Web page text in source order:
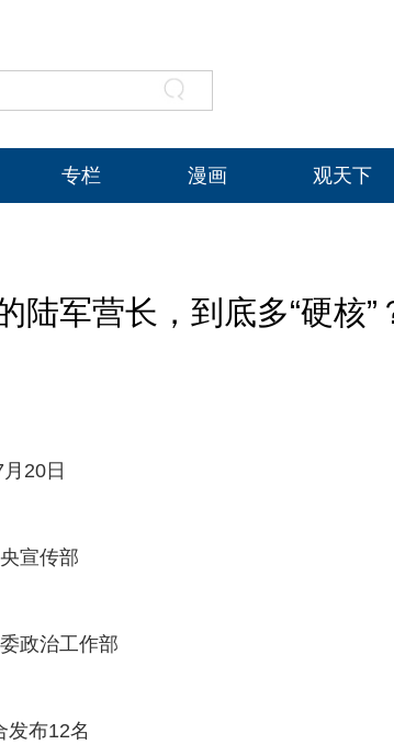
专栏 漫画 观天下
陆军营长，到底多“硬核”
月20日
宣传部
政治工作部
发布12名